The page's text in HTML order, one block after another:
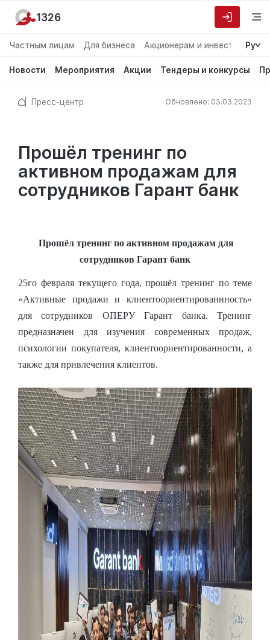
Частным лицам Для бизнеса Акционерам и инвесторам
Ру
Новости Мероприятия Акции Тендеры и конкурсы
1326
Пресс-центр Обновлено: 03.03.2023
Прошёл тренинг по
активном продажам для
сотрудников Гарант банк
Прошёл тренинг по активном продажам для
сотрудников Гарант банк
25го февраля текущего года, прошёл тренинг по теме
«Активные продажи и клиентоориентированнность»
для сотрудников ОПЕРУ Гарант банка. Тренинг
предназначен для изучения современных продаж,
психологии покупателя, клиентоориентированности, а
также для привлечения клиентов.